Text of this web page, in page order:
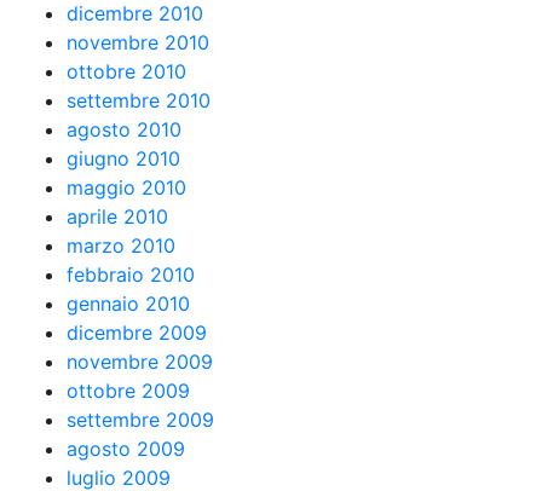
dicembre 2010
novembre 2010
ottobre 2010
settembre 2010
agosto 2010
giugno 2010
maggio 2010
aprile 2010
marzo 2010
febbraio 2010
gennaio 2010
dicembre 2009
novembre 2009
ottobre 2009
settembre 2009
agosto 2009
luglio 2009